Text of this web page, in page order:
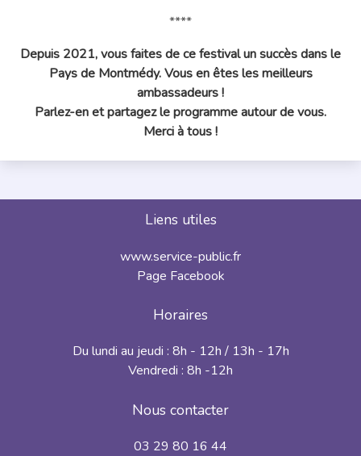
****
Depuis 2021, vous faites de ce festival un succès dans le
Pays de Montmédy. Vous en êtes les meilleurs
ambassadeurs !
Parlez-en et partagez le programme autour de vous.
Merci à tous !
Liens utiles
www.service-public.fr
Page Facebook
Horaires
Du lundi au jeudi : 8h - 12h / 13h - 17h
Vendredi : 8h -12h
Nous contacter
03 29 80 16 44